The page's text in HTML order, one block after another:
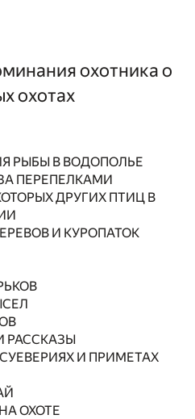
охотника о
охотах
РЫБЫ В ВОДОПОЛЬЕ
ПЕРЕПЕЛКАМИ
ДРУГИХ ПТИЦ В
И КУРОПАТОК
РАССКАЗЫ
И ПРИМЕТАХ
ОХОТЕ